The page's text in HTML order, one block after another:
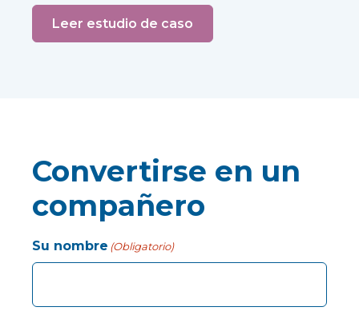
Leer estudio de caso
Convertirse en un
compañero
Su nombre (Obligatorio)